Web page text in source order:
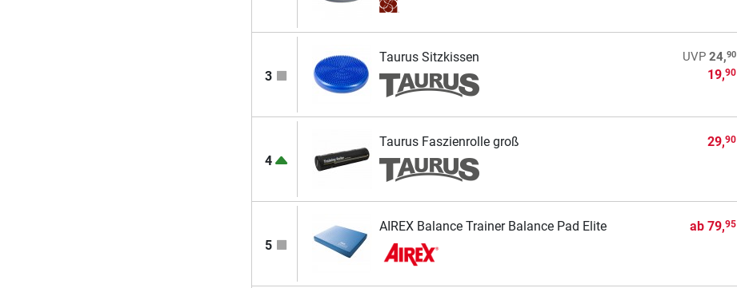
3
Taurus Sitzkissen UVP 24,90
19,90
4
Taurus Faszienrolle groß 29,90
5
AIREX Balance Trainer Balance Pad Elite ab79,95